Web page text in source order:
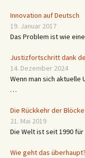
Innovation auf Deutsch
19. Januar 2017
Das Problem ist wie
Justizfortschritt dank
14. Dezember 2024
Wenn man sich
…
Die Rückkehr der Blöcke
21. Mai 2019
Die Welt ist seit 1990
Wie geht das überhaupt?